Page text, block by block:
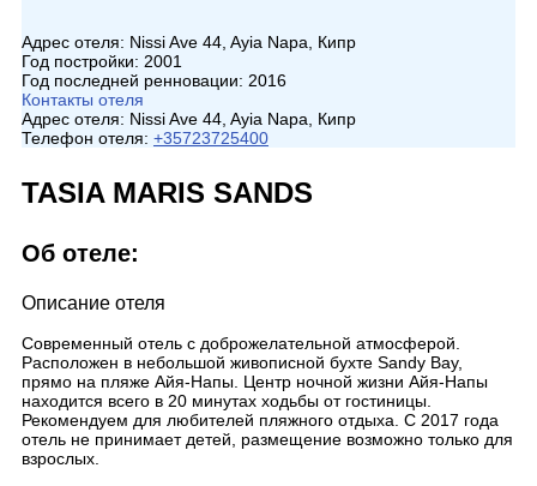
Адрес отеля: Nissi Ave 44, Ayia Napa, Кипр
Год постройки: 2001
Год последней ренновации: 2016
Контакты отеля
Адрес отеля: Nissi Ave 44, Ayia Napa, Кипр
Телефон отеля: +35723725400
TASIA MARIS SANDS
Об отеле:
Описание отеля
Современный отель с доброжелательной атмосферой.
Расположен в небольшой живописной бухте Sandy Bay,
прямо на пляже Айя-Напы. Центр ночной жизни Айя-Напы
находится всего в 20 минутах ходьбы от гостиницы.
Рекомендуем для любителей пляжного отдыха. C 2017 года
отель не принимает детей, размещение возможно только для
взрослых.